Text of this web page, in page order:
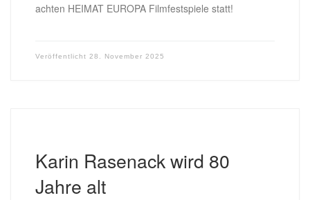
achten HEIMAT EUROPA Filmfestspiele statt!
Veröffentlicht 28. November 2025
Karin Rasenack wird 80
Jahre alt